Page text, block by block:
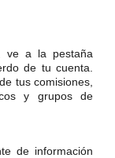
ve a la pestaña
de tu cuenta.
tus comisiones,
y grupos de
de información